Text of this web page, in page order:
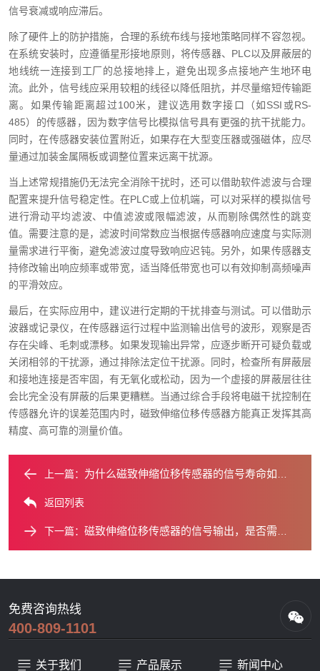
信号衰减或响应滞后。
除了硬件上的防护措施，合理的系统布线与接地策略同样不容忽视。
在系统安装时，应遵循星形接地原则，将传感器、PLC以及屏蔽层的
地线统一连接到工厂的总接地排上，避免出现多点接地产生地环电
流。此外，信号线应采用较粗的线径以降低阻抗，并尽量缩短传输距
离。如果传输距离超过100米，建议选用数字接口（如SSI或RS-
485）的传感器，因为数字信号比模拟信号具有更强的抗干扰能力。
同时，在传感器安装位置附近，如果存在大型变压器或强磁体，应尽
量通过加装金属隔板或调整位置来远离干扰源。
当上述常规措施仍无法完全消除干扰时，还可以借助软件滤波与合理
配置来提升信号稳定性。在PLC或上位机端，可以对采样的模拟信号
进行滑动平均滤波、中值滤波或限幅滤波，从而剔除偶然性的跳变
值。需要注意的是，滤波时间常数应当根据传感器响应速度与实际测
量需求进行平衡，避免滤波过度导致响应迟钝。另外，如果传感器支
持修改输出响应频率或带宽，适当降低带宽也可以有效抑制高频噪声
的平滑效应。
最后，在实际应用中，建议进行定期的干扰排查与测试。可以借助示
波器或记录仪，在传感器运行过程中监测输出信号的波形，观察是否
存在尖峰、毛刺或漂移。如果发现输出异常，应逐步断开可疑负载或
关闭相邻的干扰源，通过排除法定位干扰源。同时，检查所有屏蔽层
和接地连接是否牢固，有无氧化或松动，因为一个虚接的屏蔽层往往
会比完全没有屏蔽的后果更糟糕。当通过综合手段将电磁干扰控制在
传感器允许的误差范围内时，磁致伸缩位移传感器方能真正发挥其高
精度、高可靠的测量价值。
上一篇： 为什么磁致伸缩位移传感器的信号寿命如此之长？
返回列表
下一篇： 磁致伸缩位移传感器的信号输出，是否需要定期维护？
免费咨询热线
400-809-1101
关于我们 产品展示 新闻中心